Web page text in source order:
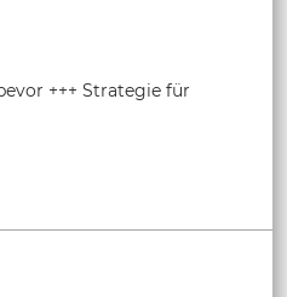
+++ Strategie für